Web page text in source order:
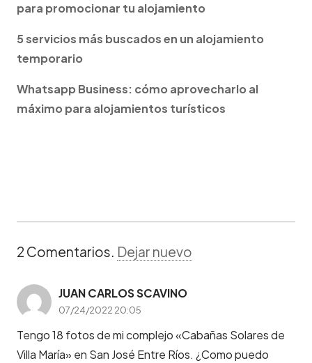
para promocionar tu alojamiento
5 servicios más buscados en un alojamiento
temporario
Whatsapp Business: cómo aprovecharlo al
máximo para alojamientos turísticos
2 Comentarios. Dejar nuevo
JUAN CARLOS SCAVINO
07/24/2022 20:05
Tengo 18 fotos de mi complejo «Cabañas Solares de
Villa María» en San José Entre Ríos. ¿Como puedo